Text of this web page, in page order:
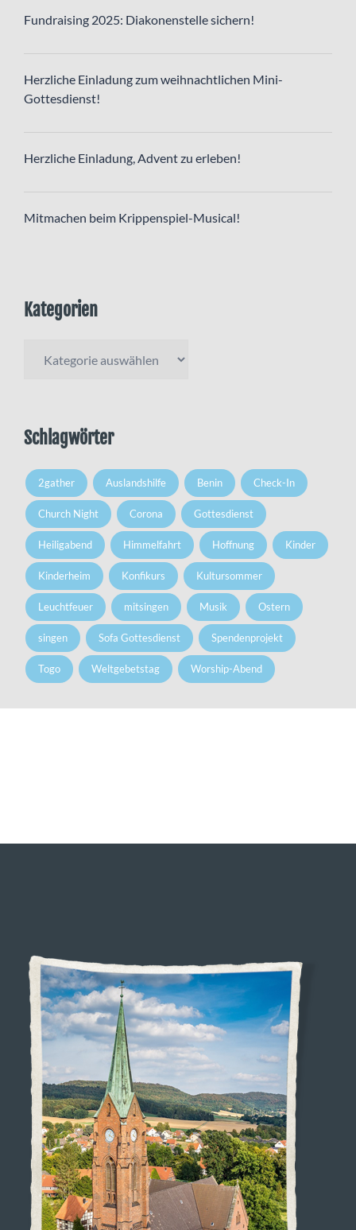
Fundraising 2025: Diakonenstelle sichern!
Herzliche Einladung zum weihnachtlichen Mini-
Gottesdienst!
Herzliche Einladung, Advent zu erleben!
Mitmachen beim Krippenspiel-Musical!
Kategorien
Schlagwörter
2gather Auslandshilfe Benin Check-In
Church Night Corona Gottesdienst
Heiligabend Himmelfahrt Hoffnung Kinder
Kinderheim Konfikurs Kultursommer
Leuchtfeuer mitsingen Musik Ostern
singen Sofa Gottesdienst Spendenprojekt
Togo Weltgebetstag Worship-Abend